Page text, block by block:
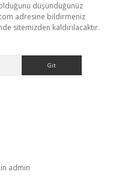
düşündüğünüz
adresine bildirmeniz
sitemizden kaldırılacaktır.
admin